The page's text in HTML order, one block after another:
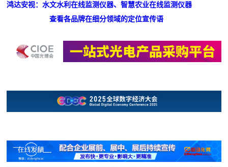
鸿达安视：水文水利在线监测仪器、智慧农业在线监测仪器
查看各品牌在细分领域的定位宣传语